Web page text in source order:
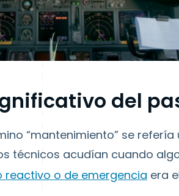
del
“mantenimiento” se
técnicos acudían cuando
reactivo o de emergencia era